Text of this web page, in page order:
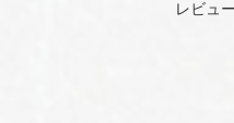
レビュ